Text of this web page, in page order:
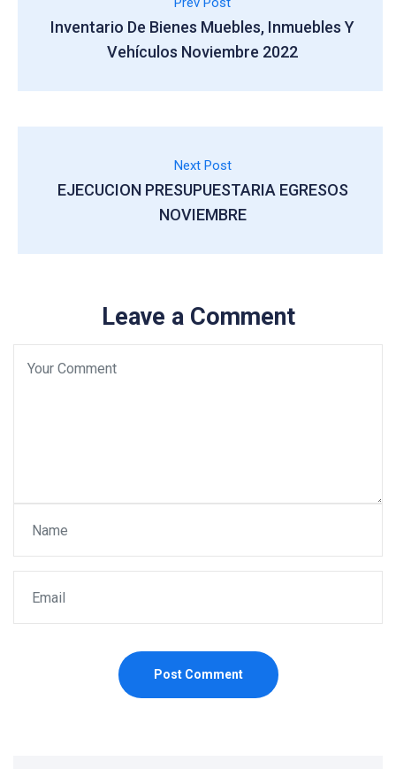
Inventario De Bienes Muebles, Inmuebles Y
Vehículos Noviembre 2022
Next Post
EJECUCION PRESUPUESTARIA EGRESOS
NOVIEMBRE
Leave a Comment
Post Comment